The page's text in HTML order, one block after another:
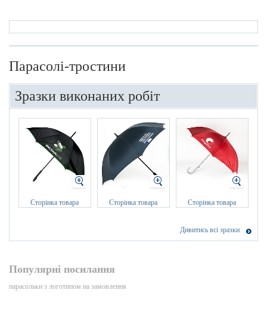
Парасолі-тростини
Зразки виконаних робіт
Сторінка товара Сторінка товара Сторінка товара
Дивитись всі зразки
Популярні посилання
парасольки з логотипом на замовлення